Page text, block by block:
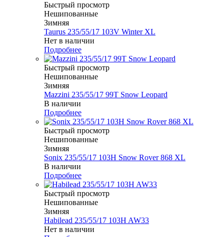
Быстрый просмотр
Нешипованные
Зимняя
Taurus 235/55/17 103V Winter XL
Нет в наличии
Подробнее
Быстрый просмотр
Нешипованные
Зимняя
Mazzini 235/55/17 99T Snow Leopard
В наличии
Подробнее
Быстрый просмотр
Нешипованные
Зимняя
Sonix 235/55/17 103H Snow Rover 868 XL
В наличии
Подробнее
Быстрый просмотр
Нешипованные
Зимняя
Habilead 235/55/17 103H AW33
Нет в наличии